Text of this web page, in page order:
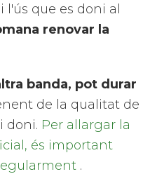
que es doni al
renovar la
banda, pot durar
de la qualitat de
doni. Per allargar la
és important
.